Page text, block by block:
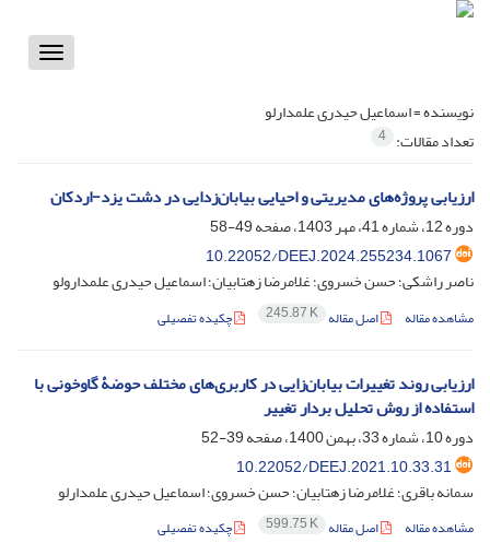
Toggle
نویسنده =اسماعیل حیدری علمدارلو
تعداد مقالات: 4
ارزیابی پروژه‌های مدیریتی و احیایی بیابان‌زدایی در دشت یزد-اردکان
دوره 12، شماره 41، مهر 1403، صفحه
49-58
‎10.22052/DEEJ.2024.255234.1067
ناصر راشکی؛ حسن خسروی؛ غلامرضا زهتابیان؛ اسماعیل حیدری علمدارولو
مشاهده مقاله اصل مقاله 245.87 K چکیده تفصیلی
ارزیابی روند تغییرات بیابان‌زایی در کاربری‌های مختلف حوضۀ گاوخونی با
استفاده از روش تحلیل بردار تغییر
دوره 10، شماره 33، بهمن 1400، صفحه
39-52
‎10.22052/DEEJ.2021.10.33.31
سمانه باقری؛ غلامرضا زهتابیان؛ حسن خسروی؛ اسماعیل حیدری علمدارلو
مشاهده مقاله اصل مقاله 599.75 K چکیده تفصیلی